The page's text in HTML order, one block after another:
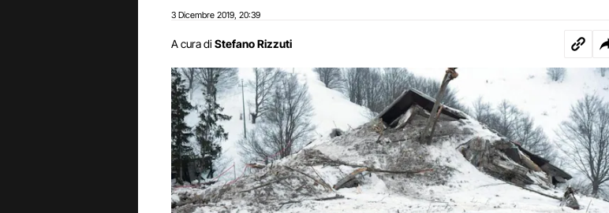
3 Dicembre 2019 20:39
A cura di Stefano Rizzuti